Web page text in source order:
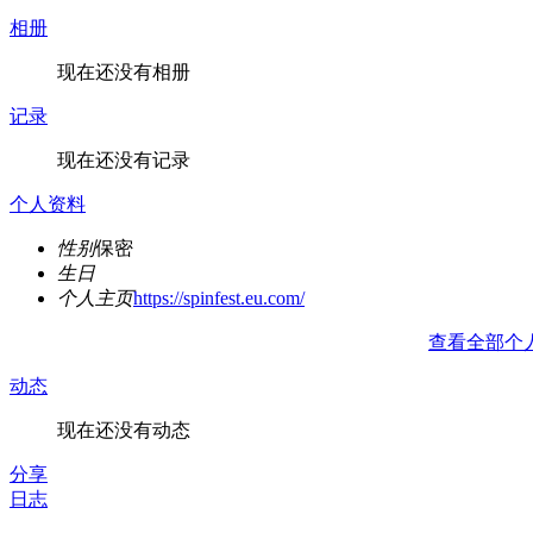
相册
现在还没有相册
记录
现在还没有记录
个人资料
性别保密
生日
个人主页https://spinfest.eu.com/
查看全部个
动态
现在还没有动态
分享
日志